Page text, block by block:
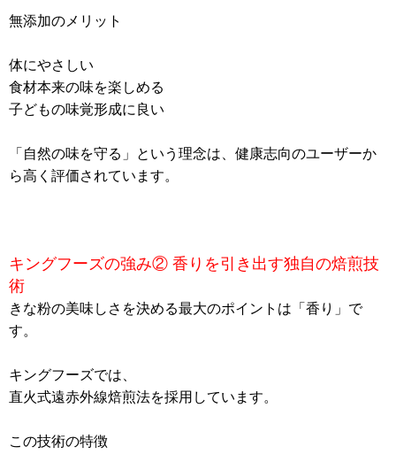
無添加のメリット
体にやさしい
食材本来の味を楽しめる
子どもの味覚形成に良い
「自然の味を守る」という理念は、健康志向のユーザーか
ら高く評価されています。
キングフーズの強み② 香りを引き出す独自の焙煎技
術
きな粉の美味しさを決める最大のポイントは「香り」で
す。
キングフーズでは、
直火式遠赤外線焙煎法を採用しています。
この技術の特徴